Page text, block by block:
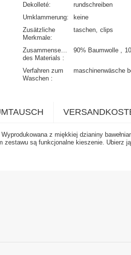
Dekolleté
rundschreiben
Umklammerung
keine
Zusätzliche
Merkmale
taschen clips
Zusammensetzung
des Materials
90% Baumwolle
Verfahren zum
Waschen
maschinenwäsche
z miękkiej dzianiny
zestawu są funkcjonalne kieszenie. Ubierz